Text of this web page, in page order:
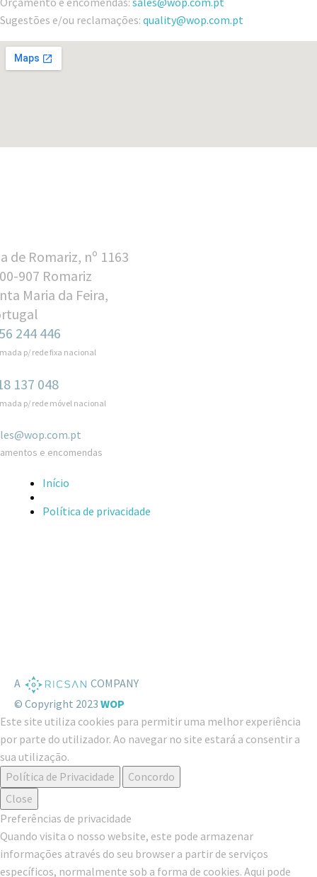
Sugestões e/ou reclamações: quality@wop.com.pt
de Romariz, nº 1163
907 Romariz
Maria da Feira,
244 446
p/ rede fixa nacional
137 048
p/ rede móvel nacional
e encomendas
Início
Política de privacidade
A
COMPANY
© Copyright 2023 WOP
Este site utiliza cookies para permitir uma melhor experiência
por parte do utilizador. Ao navegar no site estará a consentir a
sua utilização.
Política de Privacidade
Concordo
Close
Preferências de privacidade
Quando visita o nosso website, este pode armazenar
informações através do seu browser a partir de serviços
específicos, normalmente sob a forma de cookies. Aqui pode